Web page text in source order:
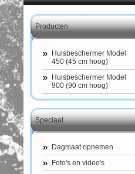
Producten
Huisbeschermer Model
450 (45 cm hoog)
Huisbeschermer Model
900 (90 cm hoog)
Speciaal
Dagmaat opnemen
Foto's en video's